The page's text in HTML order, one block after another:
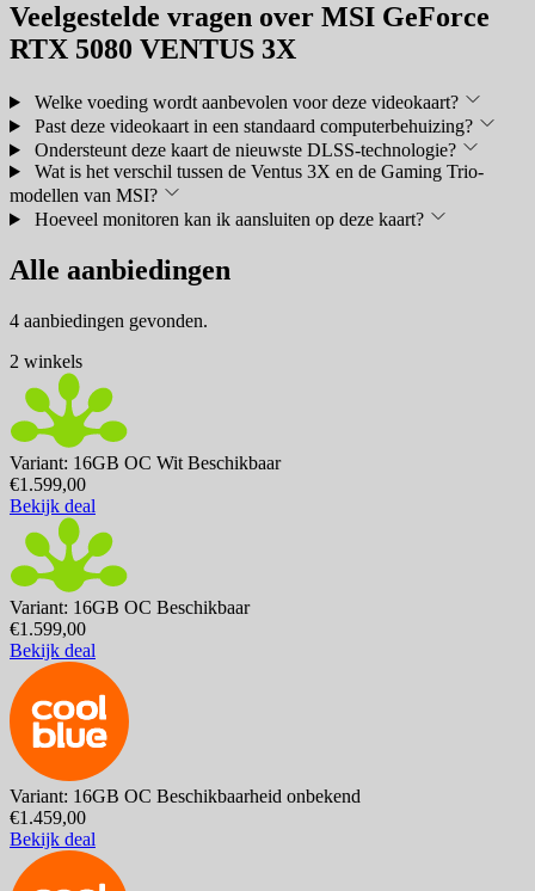
Veelgestelde vragen over MSI GeForce
RTX 5080 VENTUS 3X
Welke voeding wordt aanbevolen voor deze videokaart?
Past deze videokaart in een standaard computerbehuizing?
Ondersteunt deze kaart de nieuwste DLSS-technologie?
Wat is het verschil tussen de Ventus 3X en de Gaming Trio-
modellen van MSI?
Hoeveel monitoren kan ik aansluiten op deze kaart?
Alle aanbiedingen
4 aanbiedingen gevonden.
2 winkels
Variant: 16GB OC Wit Beschikbaar
€1.599,00
Bekijk deal
Variant: 16GB OC Beschikbaar
€1.599,00
Bekijk deal
Variant: 16GB OC Beschikbaarheid onbekend
€1.459,00
Bekijk deal